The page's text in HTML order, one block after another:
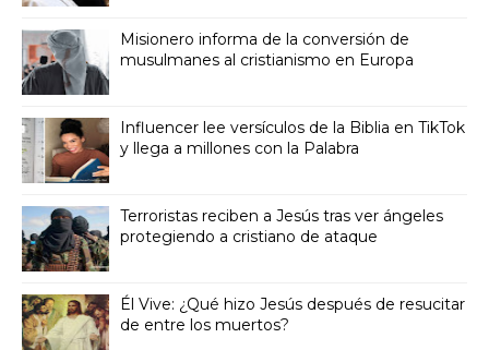
Misionero informa de la conversión de
musulmanes al cristianismo en Europa
Influencer lee versículos de la Biblia en TikTok
y llega a millones con la Palabra
Terroristas reciben a Jesús tras ver ángeles
protegiendo a cristiano de ataque
Él Vive: ¿Qué hizo Jesús después de resucitar
de entre los muertos?